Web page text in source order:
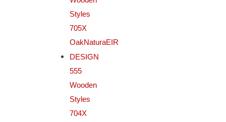
Styles
705X
OakNaturaEIR
DESIGN
555
Wooden
Styles
704X